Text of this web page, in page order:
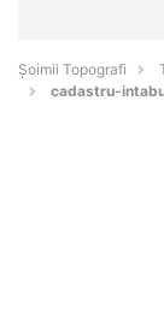
Șoimii Topografi
cadastru-